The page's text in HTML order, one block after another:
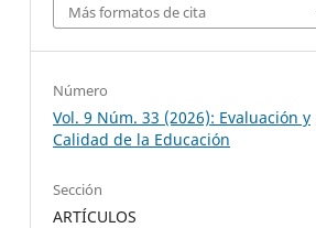
Más formatos de cita
Número
Vol. 9 Núm. 33 (2026): Evaluación y
Calidad de la Educación
Sección
ARTÍCULOS